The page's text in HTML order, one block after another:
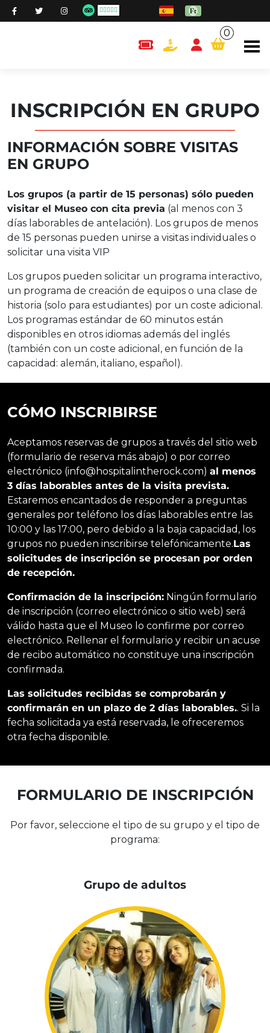
content.cart
0
INSCRIPCIÓN EN GRUPO
INFORMACIÓN SOBRE VISITAS
EN GRUPO
Los grupos (a partir de 15 personas) sólo pueden
visitar el Museo con cita previa (al menos con 3
días laborables de antelación). Los grupos de menos
de 15 personas pueden unirse a visitas individuales o
solicitar una visita VIP
Los grupos pueden solicitar un programa interactivo,
un programa de creación de equipos o una clase de
historia (solo para estudiantes) por un coste adicional.
Los programas estándar de 60 minutos están
disponibles en otros idiomas además del inglés
(también con un coste adicional, en función de la
capacidad: alemán, italiano, español).
CÓMO INSCRIBIRSE
Aceptamos reservas de grupos a través del sitio web
(formulario de reserva más abajo) o por correo
electrónico (info@hospitalintherock.com) al menos
3 días laborables antes de la visita prevista.
Estaremos encantados de responder a preguntas
generales por teléfono los días laborables entre las
10:00 y las 17:00, pero debido a la baja capacidad, los
grupos no pueden inscribirse telefónicamente.Las
solicitudes de inscripción se procesan por orden
de recepción.
Confirmación de la inscripción: Ningún formulario
de inscripción (correo electrónico o sitio web) será
válido hasta que el Museo lo confirme por correo
electrónico. Rellenar el formulario y recibir un acuse
de recibo automático no constituye una inscripción
confirmada.
Las solicitudes recibidas se comprobarán y
confirmarán en un plazo de 2 días laborables.. Si la
fecha solicitada ya está reservada, le ofreceremos
otra fecha disponible.
FORMULARIO DE INSCRIPCIÓN
Por favor, seleccione el tipo de su grupo y el tipo de
programa:
Grupo de adultos